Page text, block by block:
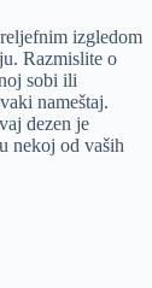
izgledom
Razmislite o
sobi ili
nameštaj.
dezen je
nekoj od vaših